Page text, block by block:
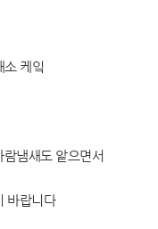
케잌
냄새도 앝으면서
바랍니다